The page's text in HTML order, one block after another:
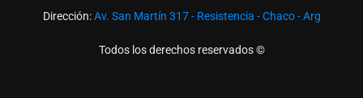
Dirección:Av. San Martín 317 - Resistencia - Chaco - Arg
Todos los derechos reservados ©